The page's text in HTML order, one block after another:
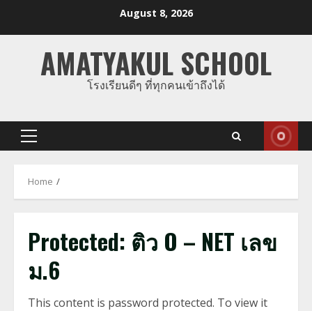
August 8, 2026
AMATYAKUL SCHOOL
โรงเรียนดีๆ ที่ทุกคนเข้าถึงได้
Primary
Home
Protected: ติว O – NET เลข
ม.6
This content is password protected. To view it